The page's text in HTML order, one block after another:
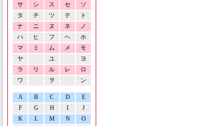
サ
シ ス セ
ソ
タ
チ ツ テ
ト
ナ
ニ ヌ ネ
ノ
ハ
ヒ フ ヘ
ホ
マ
ミ ム メ
モ
ヤ
ユ
ヨ
ラ
リ ル レ
ロ
ワ
ヲ ン
A B C D
E
F
G H I
J
K
L M N O